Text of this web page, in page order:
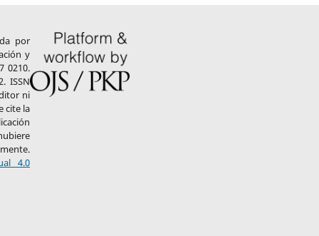
por
y
0210.
ISSN
ni
cite la
4.0